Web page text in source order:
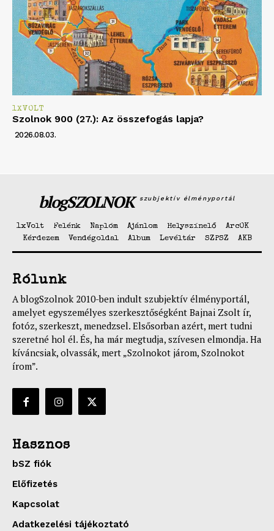
1XVOLT
Szolnok 900 (27.): Az összefogás lapja?
2026.08.03.
blogSZOLNOK szubjektív élményportál
1xVolt Felénk Naplóm Ajánlom Helyszínelő
ArcOK
Kérdezem
Vendégoldal Album Levéltár SZPSZ AKB
Rólunk
A blogSzolnok 2010-ben indult szubjektív élményportál,
amelyet egyszemélyes szerkesztőségként Bajnai Zsolt ír,
fotóz, szerkeszt, menedzsel. Elsősorban azért, mert tudni
szeretné hol él. És, ha már megtudja, szívesen elmondja. Ha
kíváncsiak, olvassák, mert „Szolnokot járom, Szolnokot
írom”.
Hasznos
bSZ fiók
Előfizetés
Kapcsolat
Adatkezelési tájékoztató